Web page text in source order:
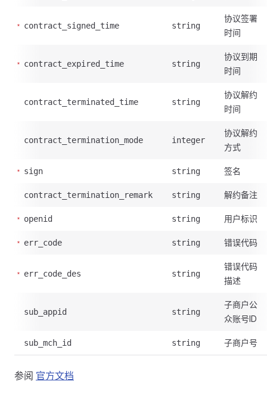
contract_signed_time string
协议签署
时间
contract_expired_time string
协议到期
时间
contract_terminated_time string
协议解约
时间
contract_termination_mode integer
协议解约
方式
sign string 签名
contract_termination_remark string 解约备注
openid string 用户标识
err_code string 错误代码
err_code_des string
错误代码
描述
sub_appid string
子商户公
众账号ID
sub_mch_id string 子商户号
参阅 官方文档